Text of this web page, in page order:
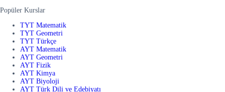
Popüler Kurslar
TYT Matematik
TYT Geometri
TYT Türkçe
AYT Matematik
AYT Geometri
AYT Fizik
AYT Kimya
AYT Biyoloji
AYT Türk Dili ve Edebiyatı